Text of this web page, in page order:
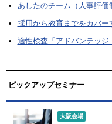
あしたのチーム（人事評価
採用から教育までをカバー
適性検査「アドバンテッジ
ピックアップセミナー
大阪会場